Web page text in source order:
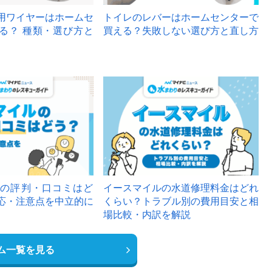
ワイヤーはホームセ
？ 種類・選び方と
トイレのレバーはホームセンターで
買える？失敗しない選び方と直し方
評判・口コミはど
・注意点を中立的に
イースマイルの水道修理料金はどれ
くらい？トラブル別の費用目安と相
場比較・内訳を解説
一覧を見る